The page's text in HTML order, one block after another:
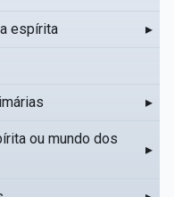
espírita ▸
▸
ou mundo dos
▸